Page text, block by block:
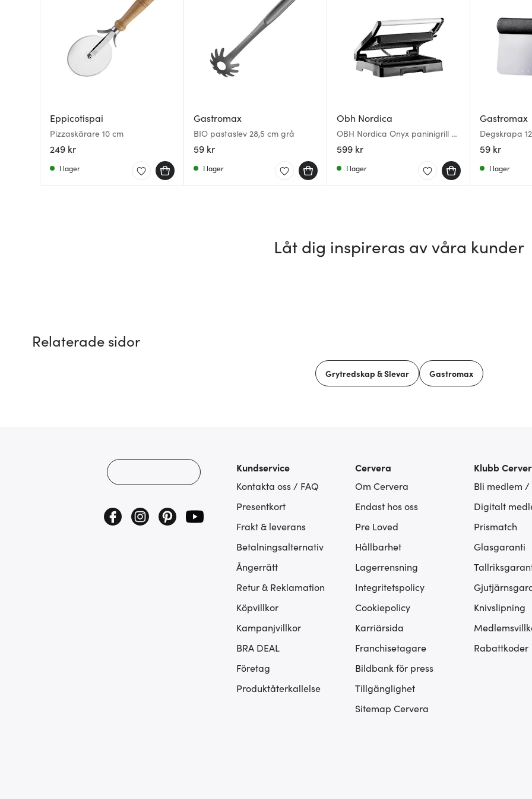
Eppicotispai
Pizzaskärare 10 cm
249 kr
I lager
Gastromax
BIO pastaslev 28,5 cm grå
59 kr
I lager
Obh Nordica
OBH Nordica Onyx paninigrill /
smörgåsgrill
599 kr
I lager
Gastromax
Degskrapa
59 kr
I lager
Låt dig inspireras av våra kunder
Relaterade sidor
Grytredskap & Slevar Gastromax
Kundservice
Kontakta oss / FAQ
Presentkort
Frakt & leverans
Betalningsalternativ
Ångerrätt
Retur & Reklamation
Köpvillkor
Kampanjvillkor
BRA DEAL
Företag
Produktåterkallelse
Cervera
Om Cervera
Endast hos oss
Pre Loved
Hållbarhet
Lagerrensning
Integritetspolicy
Cookiepolicy
Karriärsida
Franchisetagare
Bildbank för press
Tillgänglighet
Sitemap Cervera
Klubb
Bli medlem /
Digitalt
Prismatch
Glasgaranti
Knivslipning
Rabattkoder